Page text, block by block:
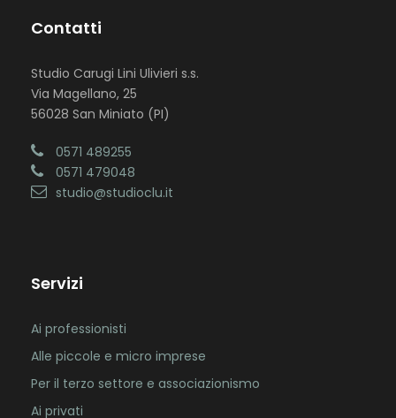
Contatti
Studio Carugi Lini Ulivieri s.s.
Via Magellano, 25
56028 San Miniato (PI)
0571 489255
0571 479048
studio@studioclu.it
Servizi
Ai professionisti
Alle piccole e micro imprese
Per il terzo settore e associazionismo
Ai privati